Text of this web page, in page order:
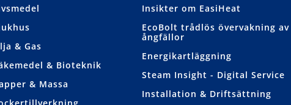
& Gas
& Bioteknik
& Massa
Insikter om EasiHeat
EcoBolt trådlös övervakning av
ångfällor
Energikartläggning
Steam Insight - Digital Service
Installation & Driftsättning